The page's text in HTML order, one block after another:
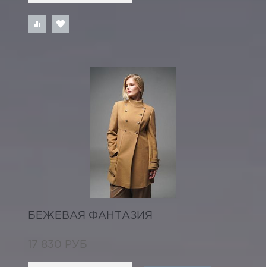
БЕЖЕВАЯ ФАНТАЗИЯ
17 830 РУБ